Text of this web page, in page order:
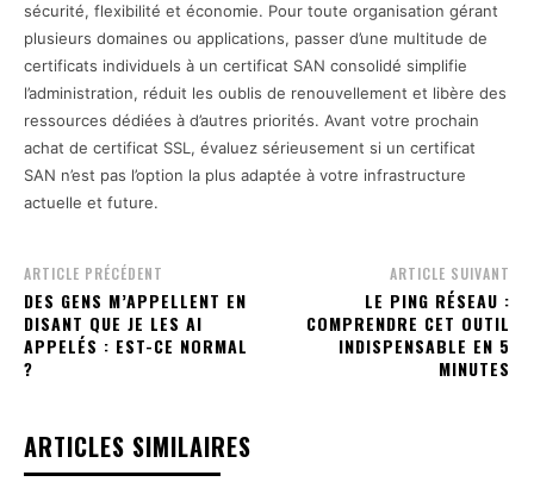
sécurité, flexibilité et économie. Pour toute organisation gérant
plusieurs domaines ou applications, passer d’une multitude de
certificats individuels à un certificat SAN consolidé simplifie
l’administration, réduit les oublis de renouvellement et libère des
ressources dédiées à d’autres priorités. Avant votre prochain
achat de certificat SSL, évaluez sérieusement si un certificat
SAN n’est pas l’option la plus adaptée à votre infrastructure
actuelle et future.
ARTICLE PRÉCÉDENT
DES GENS M’APPELLENT EN
DISANT QUE JE LES AI
APPELÉS : EST-CE NORMAL
?
ARTICLE SUIVANT
LE PING RÉSEAU :
COMPRENDRE CET OUTIL
INDISPENSABLE EN 5
MINUTES
ARTICLES SIMILAIRES